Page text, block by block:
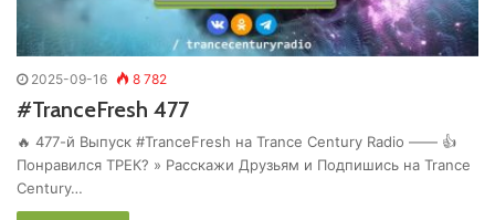
2025-09-16 8 782
#TranceFresh 477
🔥 477-й Выпуск #TranceFresh на Trance Century Radio —— 👍
Понравился ТРЕК? » Расскажи Друзьям и Подпишись на Trance
Century…